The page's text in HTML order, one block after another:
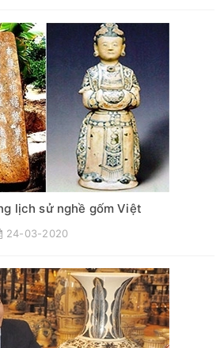
lịch sử nghề gốm Việt
24-03-2020